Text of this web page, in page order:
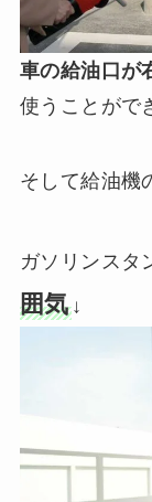
車の給油口が
使うことがで
そして給油機
ガソリンスタ
囲気↓